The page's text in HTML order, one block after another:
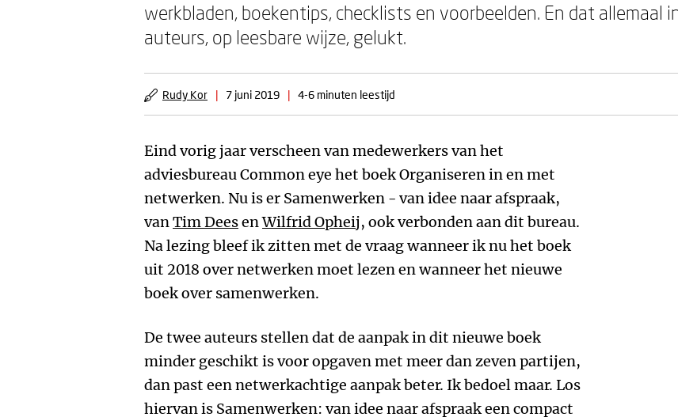
werkbladen, boekentips, checklists en voorbeelden. En dat allemaal
auteurs, op leesbare wijze, gelukt.
Rudy Kor | 7 juni 2019 | 4-6 minuten leestijd
Eind vorig jaar verscheen van medewerkers van het
adviesbureau Common eye het boek Organiseren in en met
netwerken. Nu is er Samenwerken - van idee naar afspraak,
vanTim DeesenWilfrid Opheij, ook verbonden aan dit bureau.
Na lezing bleef ik zitten met de vraag wanneer ik nu het boek
uit 2018 over netwerken moet lezen en wanneer het nieuwe
boek over samenwerken.
De twee auteurs stellen dat de aanpak in dit nieuwe boek
minder geschikt is voor opgaven met meer dan zeven partijen,
dan past een netwerkachtige aanpak beter. Ik bedoel maar. Los
hiervan is Samenwerken: van idee naar afspraak een compact